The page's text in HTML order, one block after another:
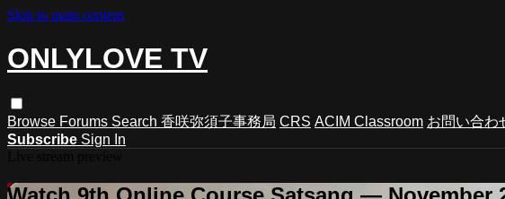
Skip to main content
ONLYLOVE TV
Browse Forums Search 香咲弥須子事務局 CRS ACIM Classroom お問い合わ
Subscribe Sign In